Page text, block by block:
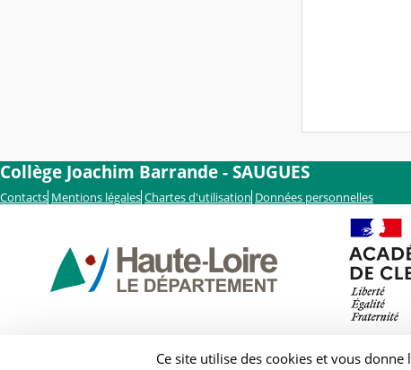
Collège Joachim Barrande - SAUGUES
Contacts Mentions légales Chartes d'utilisation Données personnelles
Ce site utilise des cookies et vous